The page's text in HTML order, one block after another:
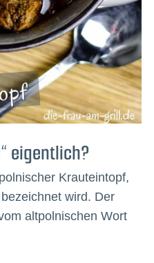
eigentlich?
Krauteintopf,
wird. Der
altpolnischen Wort